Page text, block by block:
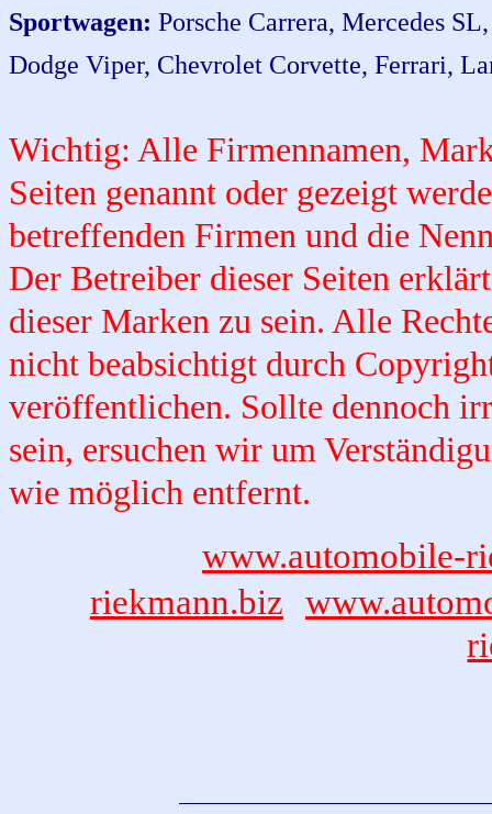
Sportwagen: Porsche Carrera, Mercedes
Dodge Viper, Chevrolet Corvette, Ferrari,
Wichtig: Alle Firmennamen,
Seiten genannt oder gezeigt
betreffenden Firmen und die
Der Betreiber dieser Seiten
dieser Marken zu sein. Alle
nicht beabsichtigt durch
veröffentlichen. Sollte dennoch
sein, ersuchen wir um
wie möglich entfernt.
www.automobile-
riekmann.biz